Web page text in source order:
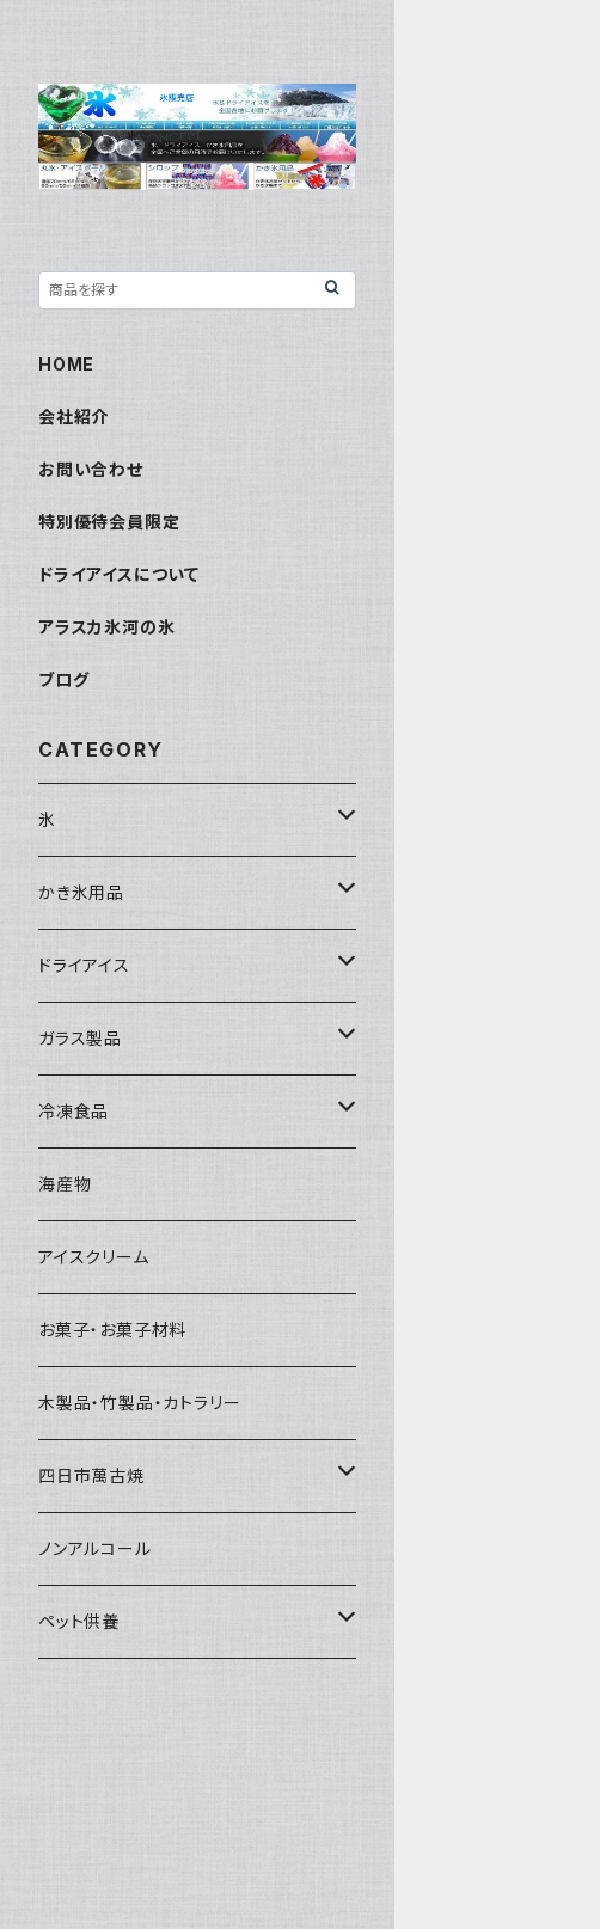
HOME
会社紹介
お問い合わせ
特別優待会員限定
ドライアイスについて
アラスカ氷河の氷
ブログ
CATEGORY
氷
富士天然水の氷
丸氷
直径70mm
直径65mm
角氷
砕氷
氷河の氷
氷アイテム
かき氷用品
かき氷シロップ
無果汁1.8Lパック
無果汁1Lパック
果汁入り600ｍL瓶
無添加瓶シロップ
かき氷機・かき氷器
かき氷カップ
発泡スチロール無地-使い捨て
発泡スチロールプリント柄
かき氷スプーン・スプーンストロー
プラスチック・スプーン
プラスチック・スプーンストロー
コンデンスミルク・練乳・あんこ
かき氷セット
その他かき氷用品
ドライアイス
ドライアイス3ｋｇ
ドライアイス4ｋｇ
ドライアイス5ｋｇ
ドライアイス8ｋｇ
ドライアイス10ｋｇ
ドライアイス15ｋｇ
ドライアイス20ｋｇ
ドライアイス25ｋｇ
ガラス製品
オンザロック・グラス
ビール・グラス
タンブラー
かき氷器
冷凍食品
肉まん・あんまん
パスタ・スパゲッティ
惣菜
海産物
アイスクリーム
お菓子・お菓子材料
木製品・竹製品・カトラリー
四日市萬古焼
土鍋・土釜
一般土鍋
皿・椀・丼・小物
ノンアルコール
ペット供養